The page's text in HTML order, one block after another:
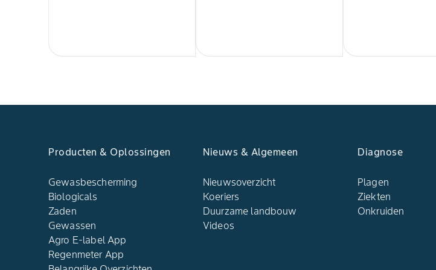
Producten & Oplossingen
Gewasbescherming
Biologicals
Zaden
Gewassen
Agro E-label App
Regenmeter App
Nieuws & Algemeen
Nieuwsoverzicht
Koeriers
Duurzame landbouw
Videos
Diagnose
Plagen
Ziekten
Onkruiden